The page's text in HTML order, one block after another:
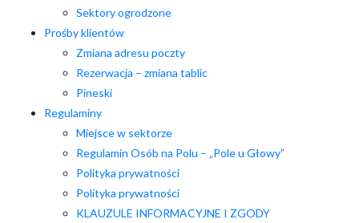
Sektory ogrodzone
Prośby klientów
Zmiana adresu poczty
Rezerwacja – zmiana tablic
Pineski
Regulaminy
Miejsce w sektorze
Regulamin Osób na Polu – „Pole u Głowy”
Polityka prywatności
Polityka prywatności
KLAUZULE INFORMACYJNE I ZGODY